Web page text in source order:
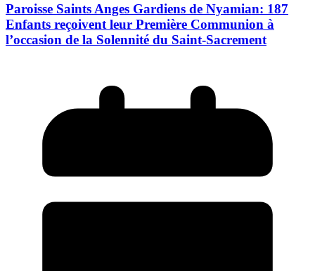
Paroisse Saints Anges Gardiens de Nyamian: 187
Enfants reçoivent leur Première Communion à
l’occasion de la Solennité du Saint-Sacrement